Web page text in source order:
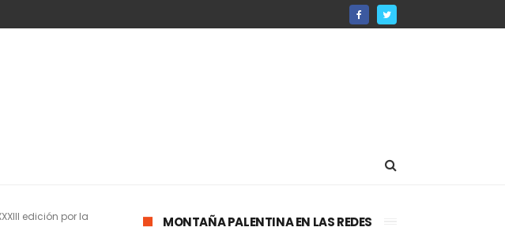
edición por la
MONTAÑA PALENTINA EN LAS REDES